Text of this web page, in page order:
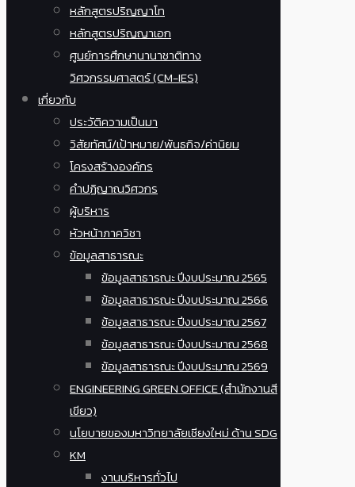
หลักสูตรปริญญาโท
หลักสูตรปริญญาเอก
ศูนย์การศึกษานานาชาติทาง
วิศวกรรมศาสตร์ (CM-IES)
เกี่ยวกับ
ประวัติความเป็นมา
วิสัยทัศน์/เป้าหมาย/พันธกิจ/ค่านิยม
โครงสร้างองค์กร
คำปฏิญาณวิศวกร
ผู้บริหาร
หัวหน้าภาควิชา
ข้อมูลสาธารณะ
ข้อมูลสาธารณะ ปีงบประมาณ 2565
ข้อมูลสาธารณะ ปีงบประมาณ 2566
ข้อมูลสาธารณะ ปีงบประมาณ 2567
ข้อมูลสาธารณะ ปีงบประมาณ 2568
ข้อมูลสาธารณะ ปีงบประมาณ 2569
ENGINEERING GREEN OFFICE (สำนักงานสี
เขียว)
นโยบายของมหาวิทยาลัยเชียงใหม่ ด้าน SDG
KM
งานบริหารทั่วไป